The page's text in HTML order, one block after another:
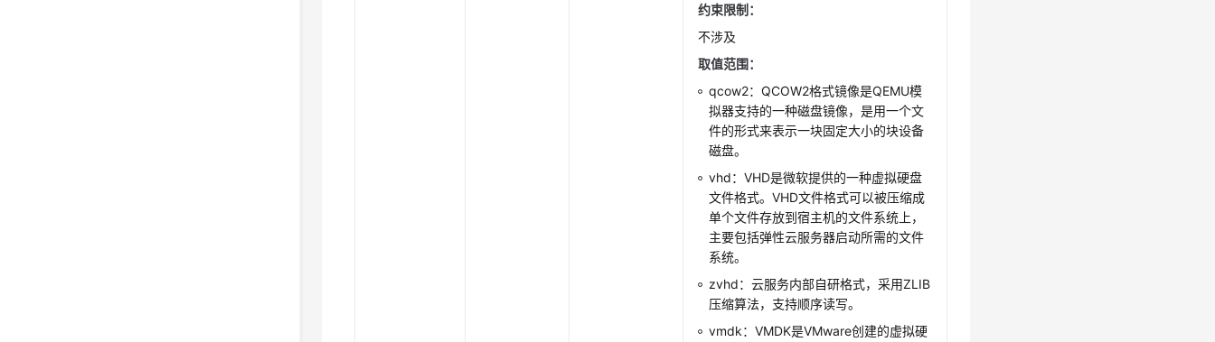
约束限制：
不涉及
取值范围：
qcow2：QCOW2格式镜像是QEMU模
拟器支持的一种磁盘镜像，是用一个文
件的形式来表示一块固定大小的块设备
磁盘。
vhd：VHD是微软提供的一种虚拟硬盘
文件格式。VHD文件格式可以被压缩成
单个文件存放到宿主机的文件系统上，
主要包括弹性云服务器启动所需的文件
系统。
zvhd：云服务内部自研格式，采用ZLIB
压缩算法，支持顺序读写。
vmdk：VMDK是VMware创建的虚拟硬